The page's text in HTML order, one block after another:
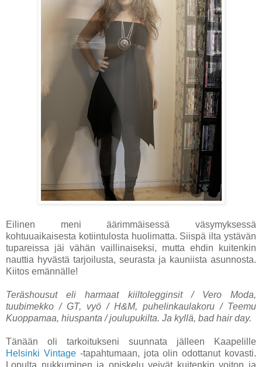
Eilinen meni äärimmäisessä väsymyksessä
kohtuuaikaisesta kotiintulosta huolimatta. Siispä ilta ystävän
tupareissa jäi vähän vaillinaiseksi, mutta ehdin kuitenkin
nauttia hyvästä tarjoilusta, seurasta ja kauniista asunnosta.
Kiitos emännälle!
Teräshousut eli harmaat kiiltolegginsit / Vero Moda,
tuubimekko / GT, vyö / H&M, puhelinkaulakoru / Teemu
Kuoppamaa, hiuspanta / joulupukilta. Ja kyllä, bad hair day.
Tänään oli tarkoitukseni suunnata jälleen Kaapelille
Helsinki Vintage-tapahtumaan, jota olin odottanut kovasti.
Lopulta nukkuminen ja opiskelu veivät kuitenkin voiton ja